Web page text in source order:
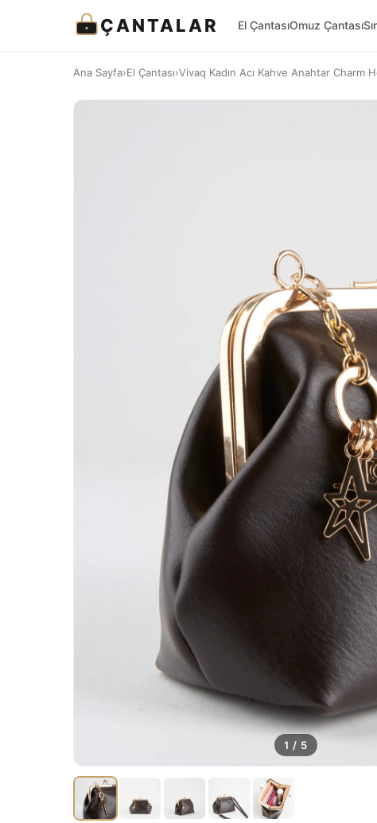
ÇANTALAR El ÇantasıOmuz Çantası
Ana Sayfa›El Çantası›Vivaq Kadın Acı Kahve Anahtar Charm
1 / 5